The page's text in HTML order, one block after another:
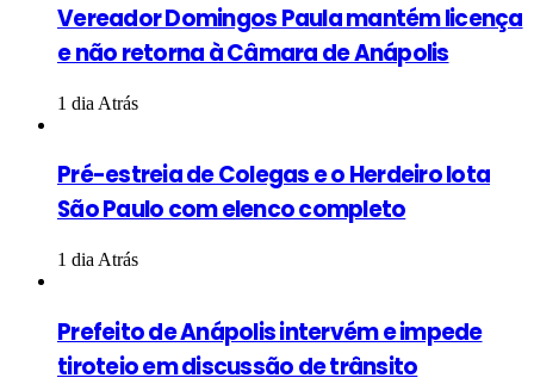
Vereador Domingos Paula mantém licença
e não retorna à Câmara de Anápolis
1 dia Atrás
Pré-estreia de Colegas e o Herdeiro lota
São Paulo com elenco completo
1 dia Atrás
Prefeito de Anápolis intervém e impede
tiroteio em discussão de trânsito